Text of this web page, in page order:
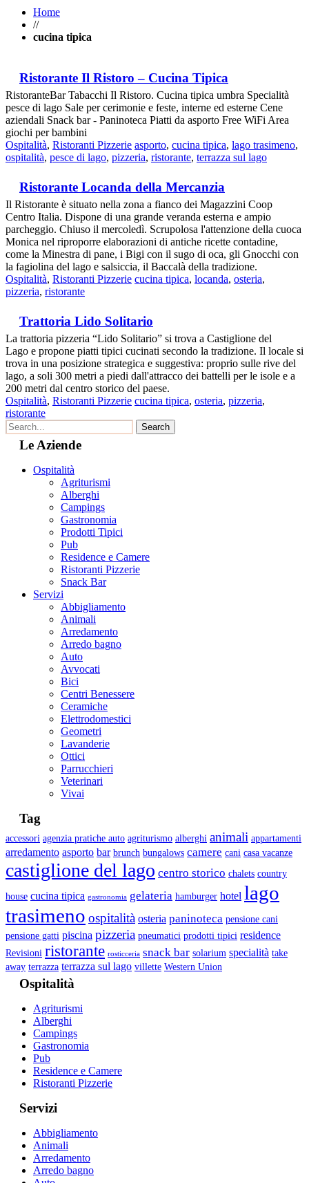
Home
//
cucina tipica
Ristorante Il Ristoro – Cucina Tipica
RistoranteBar Tabacchi Il Ristoro. Cucina tipica umbra Specialità
pesce di lago Sale per cerimonie e feste, interne ed esterne Cene
aziendali Snack bar - Paninoteca Piatti da asporto Free WiFi Area
giochi per bambini
Ospitalità, Ristoranti Pizzerie asporto, cucina tipica, lago trasimeno,
ospitalità, pesce di lago, pizzeria, ristorante, terrazza sul lago
Ristorante Locanda della Mercanzia
Il Ristorante è situato nella zona a fianco dei Magazzini Coop
Centro Italia. Dispone di una grande veranda esterna e ampio
parcheggio. Chiuso il mercoledì. Scrupolosa l'attenzione della cuoca
Monica nel riproporre elaborazioni di antiche ricette contadine,
come la Minestra di pane, i Bigi con il sugo di oca, gli Gnocchi con
la fagiolina del lago e salsiccia, il Baccalà della tradizione.
Ospitalità, Ristoranti Pizzerie cucina tipica, locanda, osteria,
pizzeria, ristorante
Trattoria Lido Solitario
La trattoria pizzeria “Lido Solitario” si trova a Castiglione del
Lago e propone piatti tipici cucinati secondo la tradizione. Il locale si
trova in una posizione strategica e suggestiva: proprio sulle rive del
lago, a soli 300 metri a piedi dall'attracco dei battelli per le isole e a
200 metri dal centro storico del paese.
Ospitalità, Ristoranti Pizzerie cucina tipica, osteria, pizzeria,
ristorante
Le Aziende
Ospitalità
Agriturismi
Alberghi
Campings
Gastronomia
Prodotti Tipici
Pub
Residence e Camere
Ristoranti Pizzerie
Snack Bar
Servizi
Abbigliamento
Animali
Arredamento
Arredo bagno
Auto
Avvocati
Bici
Centri Benessere
Ceramiche
Elettrodomestici
Geometri
Lavanderie
Ottici
Parrucchieri
Veterinari
Vivai
Tag
accessori agenzia pratiche auto agriturismo alberghi animali appartamenti
arredamento asporto bar brunch bungalows camere cani casa vacanze
castiglione del lago centro storico chalets country
house cucina tipica gastronomia gelateria hamburger hotel lago
trasimeno ospitalità osteria paninoteca pensione cani
pensione gatti piscina pizzeria pneumatici prodotti tipici residence
Revisioni ristorante rosticceria snack bar solarium specialità take
away terrazza terrazza sul lago villette Western Union
Ospitalità
Agriturismi
Alberghi
Campings
Gastronomia
Pub
Residence e Camere
Ristoranti Pizzerie
Servizi
Abbigliamento
Animali
Arredamento
Arredo bagno